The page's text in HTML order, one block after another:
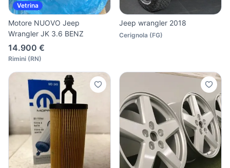
Vetrina
Motore NUOVO Jeep
Wrangler JK 3.6 BENZ
14.900 €
Rimini (RN)
Jeep wrangler 2018
Cerignola (FG)